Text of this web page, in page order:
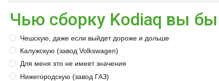
Чью сборку Kodiaq вы
Чешскую, даже если выйдет дороже и дольше
Калужскую (завод Volkswagen)
Для меня это не имеет значения
Нижегородскую (завод ГАЗ)